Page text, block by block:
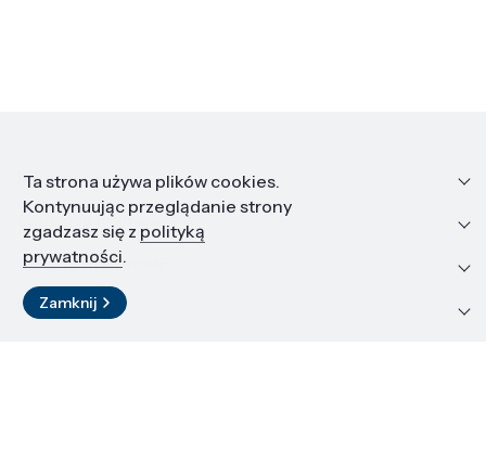
Informacje
Edukacja i kariera
Zasoby i materiały
Kontakt
Ta strona używa plików cookies.
Kontynuując przeglądanie strony
zgadzasz się z polityką
prywatności.
Zamknij